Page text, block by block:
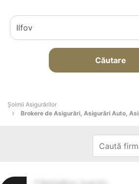
Căutare
Șoimii Asigurărilor
Brokere de Asigurări, Asigurări Auto,